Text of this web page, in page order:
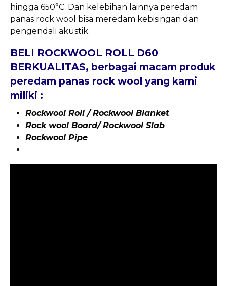
hingga 650°C. Dan kelebihan lainnya peredam
panas rock wool bisa meredam kebisingan dan
pengendali akustik.
BELI ROCKWOOL ROLL D60
BERKUALITAS, berbagai macam produk
peredam panas rock wool yang kami
miliki :
Rockwool Roll / Rockwool Blanket
Rock wool Board/ Rockwool Slab
Rockwool Pipe